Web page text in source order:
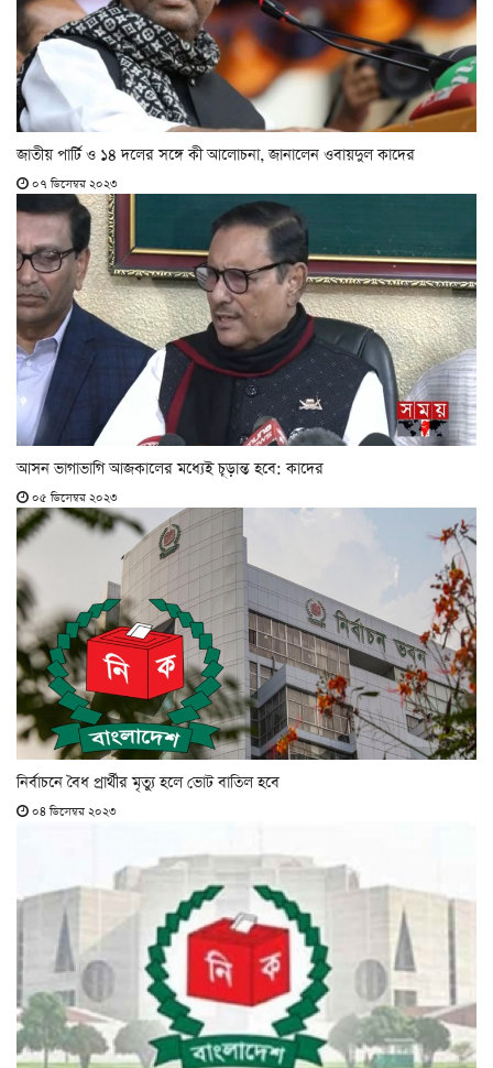
জাতীয় পার্টি ও ১৪ দলের সঙ্গে কী আলোচনা, জানালেন ওবায়দুল কাদের
০৭ ডিসেম্বর ২০২৩
আসন ভাগাভাগি আজকালের মধ্যেই চূড়ান্ত হবে: কাদের
০৫ ডিসেম্বর ২০২৩
নির্বাচনে বৈধ প্রার্থীর মৃত্যু হলে ভোট বাতিল হবে
০৪ ডিসেম্বর ২০২৩